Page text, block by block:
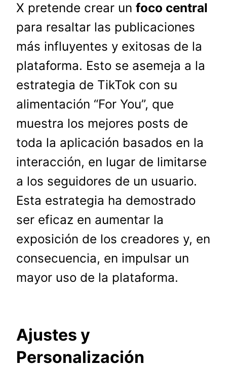
X pretende crear un foco central
para resaltar las publicaciones
más influyentes y exitosas de la
plataforma. Esto se asemeja a la
estrategia de TikTok con su
alimentación “For You”, que
muestra los mejores posts de
toda la aplicación basados en la
interacción, en lugar de limitarse
a los seguidores de un usuario.
Esta estrategia ha demostrado
ser eficaz en aumentar la
exposición de los creadores y, en
consecuencia, en impulsar un
mayor uso de la plataforma.
Ajustes y
Personalización